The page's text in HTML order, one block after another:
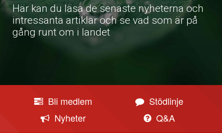
Här kan du läsa de senaste nyheterna och
intressanta artiklar och se vad som är på
gång runt om i landet
Bli medlem
Stödlinje
Nyheter
Q&A